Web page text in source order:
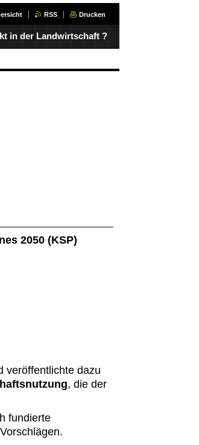
RSS Drucken
in der Landwirtschaft ?
2050 (KSP)
veröffentlichte dazu
, die der
fundierte